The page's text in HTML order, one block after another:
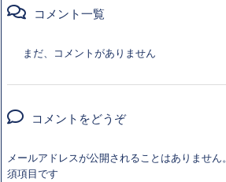
コメント一覧
まだ、コメントがありません
コメントをどうぞ
メールアドレスが公開されることはありません。
須項目です